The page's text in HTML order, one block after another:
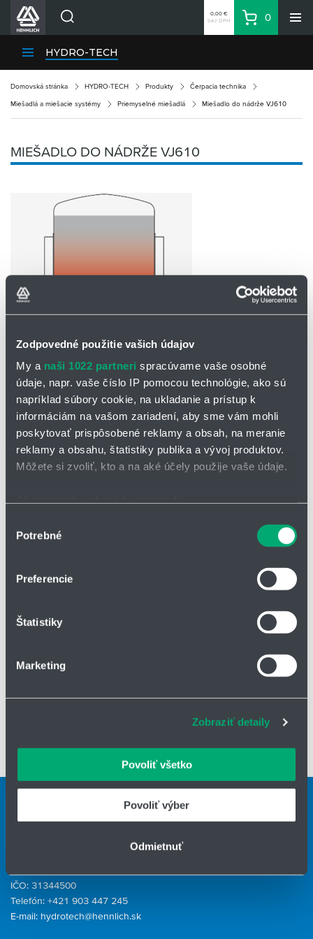
Zodpovedné použitie vašich údajov
My a naši 1022 partneri spracúvame vaše osobné
údaje, napr. vaše číslo IP pomocou technológie, ako sú
napríklad súbory cookie, na ukladanie a prístup k
informáciám na vašom zariadení, aby sme vám mohli
poskytovať prispôsobené reklamy a obsah, na meranie
reklamy a obsahu, štatistiky publika a vývoj produktov.
Môžete si zvoliť, kto a na aké účely použije vaše údaje.
polohe s presnosťou na niekoľko metrov
Viac informácií o tom, ako sa spracúvajú vaše osobné
môžete kedykoľvek zmeniť alebo odvolať cez Vyhlásenie
Na prispôsobenie obsahu a reklám, poskytovanie funkcií
webové stránky, poskytujeme aj našim partnerom v
keď ste používali ich služby.
súhlasu
Potrebné
Preferencie
Štatistiky
Marketing
Zobraziť detaily
Povoliť všetko
Povoliť výber
Odmietnuť
Divízie HENNLICH
Kariéra
O firme
Kontakty
Prihlásenie
Nákupný zoznam
Partner Zone
0,00 €
bez DPH
Košík
0
HYDRO-TECH
Domovská stránka HYDRO-TECH Produkty Čerpacia technika
Miešadlá a miešacie systémy Priemyselné miešadlá Miešadlo do nádrže VJ610
MIEŠADLO DO NÁDRŽE VJ610
OPÝTAŤ SA / ODOSLAŤ DOPYT
Podúrovňové miešadlo VISCOJET® VJ610 s
magnetickou technológiou
pre pevné, stacionárne skladovacie alebo výrobné nádrže
produktom
môže byť použitý s akýmkoľvek tvarom nádoby a základňou
rôzne miešacie prvky VISCO JET® pre médiá s nízkou,
k dispozícii sú rôzne pohony
Ďalšie možnosti:
✅ Typické oblasti použitia: chemický priemysel, potravinársky
priemysel, úprava vody a energetika
Kontaktné osoby
HENNLICH GROUP
IČO: 31344500
Telefón: +421 903 447 245
E-mail: hydrotech@hennlich.sk